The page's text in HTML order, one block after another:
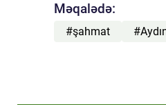
Məqalədə:
#şahmat